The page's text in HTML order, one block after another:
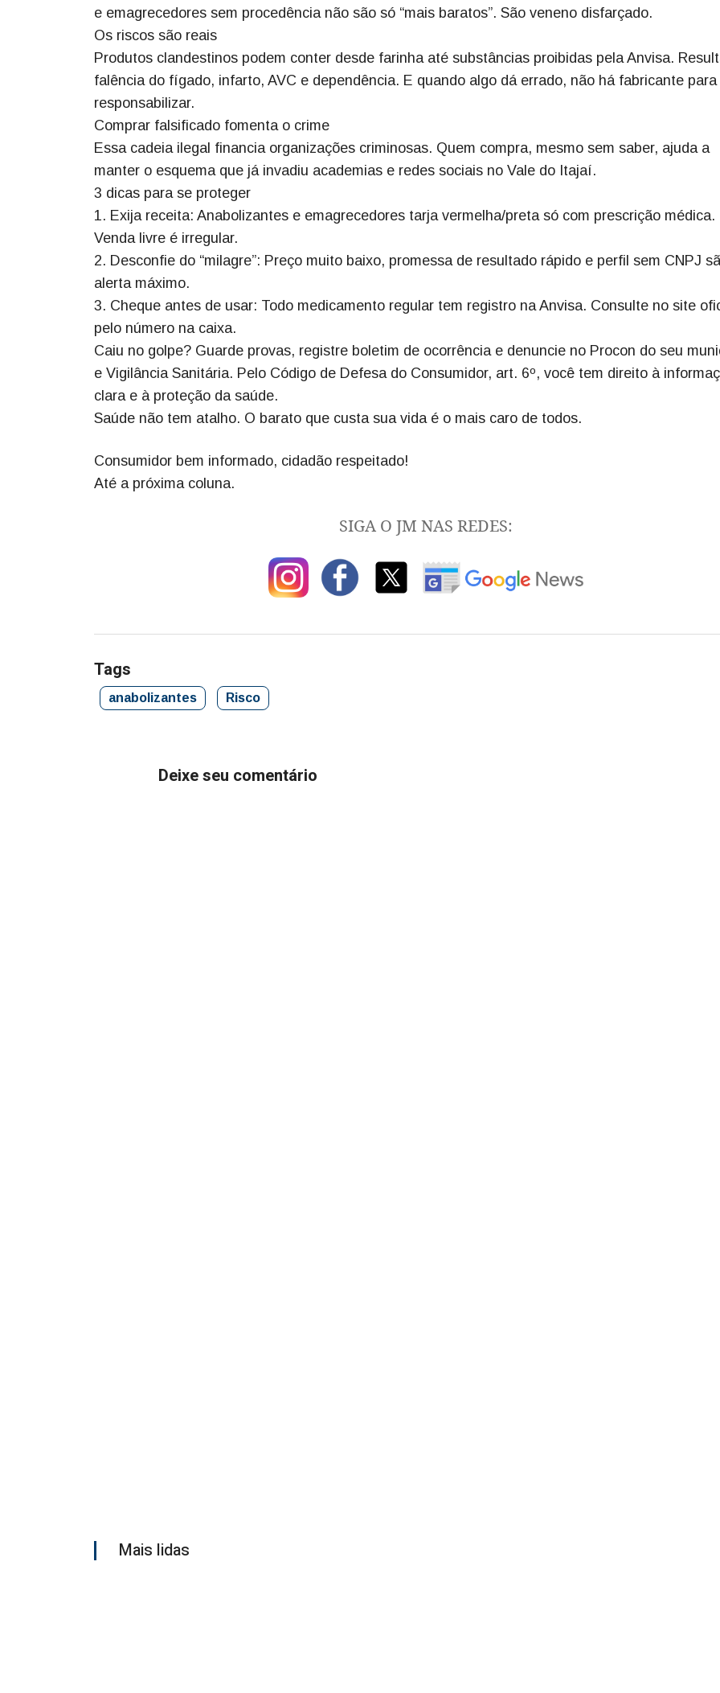
e emagrecedores sem procedência não são só “mais baratos”. São veneno disfarçado.
Os riscos são reais
Produtos clandestinos podem conter desde farinha até substâncias proibidas pela Anvisa.
falência do fígado, infarto, AVC e dependência. E quando algo dá errado, não há fabricante para
responsabilizar.
Comprar falsificado fomenta o crime
Essa cadeia ilegal financia organizações criminosas. Quem compra, mesmo sem saber, ajuda a
manter o esquema que já invadiu academias e redes sociais no Vale do Itajaí.
3 dicas para se proteger
1. Exija receita: Anabolizantes e emagrecedores tarja vermelha/preta só com prescrição médica.
Venda livre é irregular.
2. Desconfie do “milagre”: Preço muito baixo, promessa de resultado rápido e perfil sem CNPJ
alerta máximo.
3. Cheque antes de usar: Todo medicamento regular tem registro na Anvisa. Consulte no site
pelo número na caixa.
Caiu no golpe? Guarde provas, registre boletim de ocorrência e denuncie no Procon do seu
e Vigilância Sanitária. Pelo Código de Defesa do Consumidor, art. 6º, você tem direito à
clara e à proteção da saúde.
Saúde não tem atalho. O barato que custa sua vida é o mais caro de todos.
Consumidor bem informado, cidadão respeitado!
Até a próxima coluna.
SIGA O JM NAS REDES:
Tags
anabolizantes Risco
Deixe seu comentário
Mais lidas